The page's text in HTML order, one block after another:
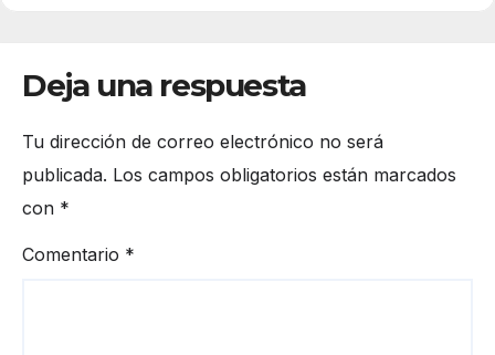
Deja una respuesta
Tu dirección de correo electrónico no será
publicada. Los campos obligatorios están marcados
con *
Comentario *